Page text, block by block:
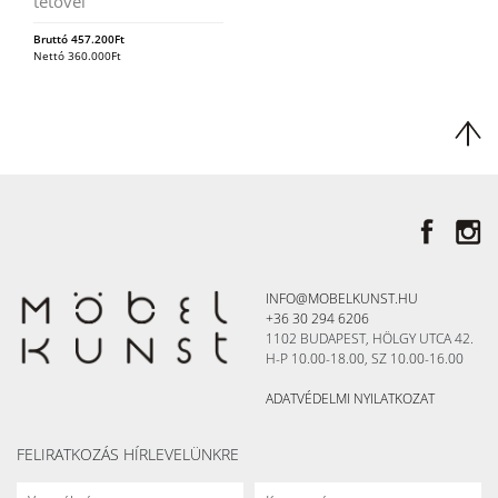
Bruttó 457.200Ft
Nettó 360.000Ft
INFO@MOBELKUNST.HU
+36 30 294 6206
1102 BUDAPEST, HÖLGY UTCA 42.
H-P 10.00-18.00, SZ 10.00-16.00
ADATVÉDELMI NYILATKOZAT
FELIRATKOZÁS HÍRLEVELÜNKRE